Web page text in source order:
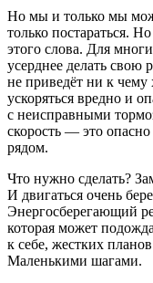
Но мы и только мы
только постараться.
этого слова. Для
усерднее делать свою
не приведёт ни к
ускоряться вредно и
с неисправными
скорость — это
рядом.
Что нужно сделать?
И двигаться очень
Энергосберегающий
которая может
к себе, жестких
Маленькими шагами.